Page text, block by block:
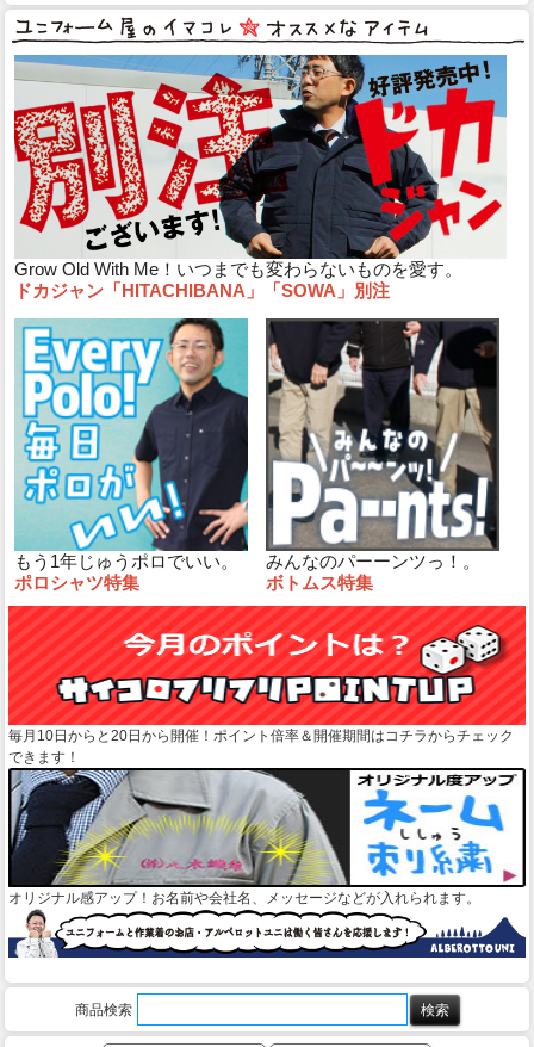
Grow Old With Me！いつまでも変わらないものを愛す。
ドカジャン「HITACHIBANA」「SOWA」別注
もう1年じゅうポロでいい。
ポロシャツ特集
みんなのパーーンツっ！。
ボトムス特集
毎月10日からと20日から開催！ポイント倍率＆開催期間はコチラからチェック
できます！
オリジナル感アップ！お名前や会社名、メッセージなどが入れられます。
商品検索